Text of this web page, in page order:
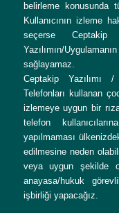
belirleme konusunda
Kullanıcının izleme
seçerse
Yazılımın/
sağlayamaz.
Ceptakip Yazılımı
Telefonları kullanan
izlemeye uygun bir
telefon
yapılmaması
edilmesine neden
veya uygun şekilde
anayasa/hukuk
işbirliği yapacağız.